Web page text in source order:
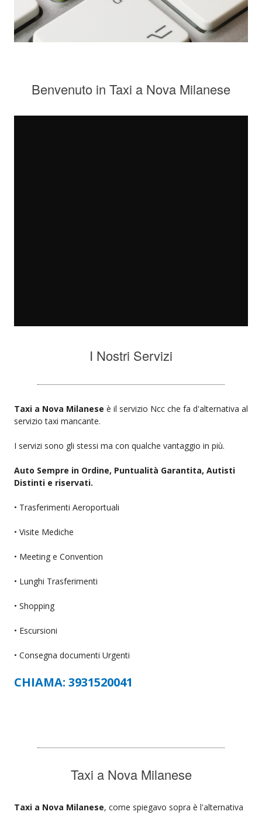
Benvenuto in Taxi a Nova Milanese
I Nostri Servizi
Taxi a Nova Milanese è il servizio Ncc che fa d'alternativa al
servizio taxi mancante.
I servizi sono gli stessi ma con qualche vantaggio in più.
Auto Sempre in Ordine, Puntualità Garantita, Autisti
Distinti e riservati.
• Trasferimenti Aeroportuali
• Visite Mediche
• Meeting e Convention
• Lunghi Trasferimenti
• Shopping
• Escursioni
• Consegna documenti Urgenti
CHIAMA: 3931520041
Taxi a Nova Milanese
Taxi a Nova Milanese, come spiegavo sopra è l'alternativa